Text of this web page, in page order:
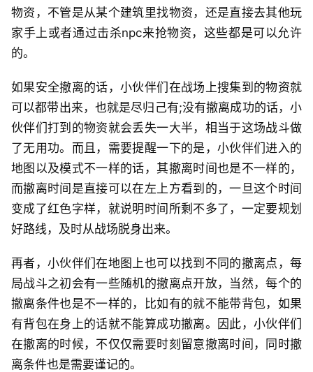
物资，不管是从某个建筑里找物资，还是直接去其他玩
家手上或者通过击杀npc来抢物资，这些都是可以允许
的。
如果安全撤离的话，小伙伴们在战场上搜集到的物资就
可以都带出来，也就是尽归己有;没有撤离成功的话，小
伙伴们打到的物资就会丢失一大半，相当于这场战斗做
了无用功。而且，需要提醒一下的是，小伙伴们进入的
地图以及模式不一样的话，其撤离时间也是不一样的，
而撤离时间是直接可以在左上方看到的，一旦这个时间
变成了红色字样，就说明时间所剩不多了，一定要规划
好路线，及时从战场脱身出来。
再者，小伙伴们在地图上也可以找到不同的撤离点，每
局战斗之初会有一些随机的撤离点开放，当然，每个的
撤离条件也是不一样的，比如有的就不能带背包，如果
有背包在身上的话就不能算成功撤离。因此，小伙伴们
在撤离的时候，不仅仅需要时刻留意撤离时间，同时撤
离条件也是需要谨记的。